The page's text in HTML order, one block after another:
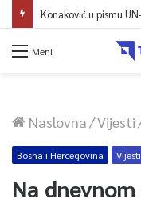
Konaković u pismu
Meni
Naslovna/Vijesti
Bosna i Hercegovina Vijesti
Na